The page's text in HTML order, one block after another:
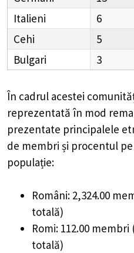
Italieni
6
Cehi
5
Bulgari
3
În cadrul acestei
reprezentată în mod
prezentate principalele
de membri și procentul
populație:
Români: 2,324.00
totală)
Romi: 112.00
totală)